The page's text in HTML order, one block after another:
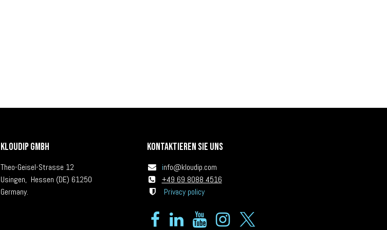
KLOUDIP GmbH
Theo-Geisel-Strasse 12
Usingen, Hessen (DE) 61250
Germany.
Kontaktieren Sie uns
info@kloudip.com
+49 69 8088 4516
Privacy policy